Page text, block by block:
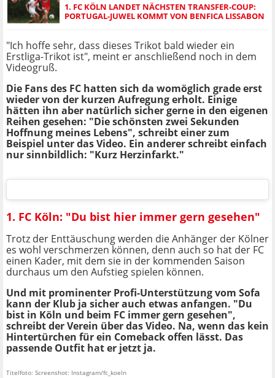
1. FC KÖLN LANDET NÄCHSTEN TRANSFER-COUP:
PORTUGAL-JUWEL KOMMT VON BENFICA LISSABON
"Ich hoffe sehr, dass dieses Trikot bald wieder ein
Erstliga-Trikot ist", meint er anschließend noch in dem
Videogruß.
Die Fans des FC hatten sich da womöglich grade erst
wieder von der kurzen Aufregung erholt. Einige
hätten ihn aber natürlich sicher gerne in den eigenen
Reihen gesehen: "Die schönsten zwei Sekunden
Hoffnung meines Lebens", schreibt einer zum
Beispiel unter das Video. Ein anderer schreibt einfach
nur sinnbildlich: "Kurz Herzinfarkt."
1. FC Köln: "Du bist hier immer gern gesehen"
Trotz der Enttäuschung werden die Anhänger der Kölner
es wohl verschmerzen können, denn auch so hat der FC
einen Kader, mit dem sie in der kommenden Saison
durchaus um den Aufstieg spielen können.
Und mit prominenter Profi-Unterstützung vom Sofa
kann der Klub ja sicher auch etwas anfangen. "Du
bist in Köln und beim FC immer gern gesehen",
schreibt der Verein über das Video. Na, wenn das kein
Hintertürchen für ein Comeback offen lässt. Das
passende Outfit hat er jetzt ja.
Titelfoto: Screenshot: Instagram/fc_koeln